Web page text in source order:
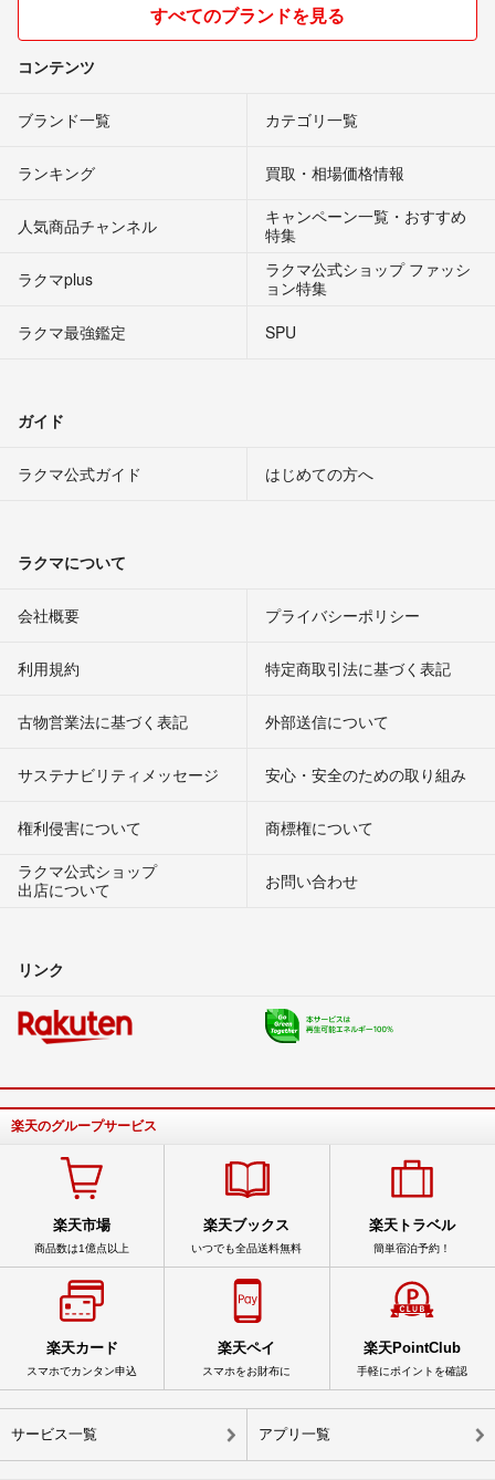
すべてのブランドを見る
コンテンツ
ブランド一覧 カテゴリ一覧
ランキング 買取・相場価格情報
人気商品チャンネル
キャンペーン一覧・おすすめ
特集
ラクマplus
ラクマ公式ショップ ファッシ
ョン特集
ラクマ最強鑑定
SPU
ガイド
ラクマ公式ガイド はじめての方へ
ラクマについて
会社概要 プライバシーポリシー
利用規約 特定商取引法に基づく表記
古物営業法に基づく表記 外部送信について
サステナビリティメッセージ 安心・安全のための取り組み
権利侵害について
商標権について
ラクマ公式ショップ
出店について
お問い合わせ
リンク
楽天のグループサービス
楽天市場
商品数は1億点以上
楽天ブックス
いつでも全品送料無料
楽天トラベル
簡単宿泊予約！
楽天カード
スマホでカンタン申込
楽天ペイ
スマホをお財布に
楽天PointClub
手軽にポイントを確認
サービス一覧 アプリ一覧